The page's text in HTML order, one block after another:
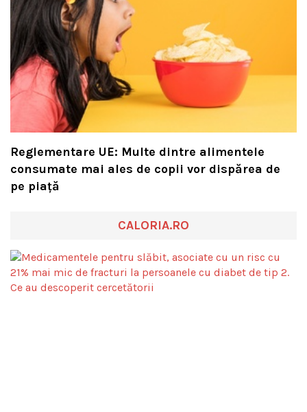
Reglementare UE: Multe dintre alimentele
consumate mai ales de copii vor dispărea de
pe piață
CALORIA.RO